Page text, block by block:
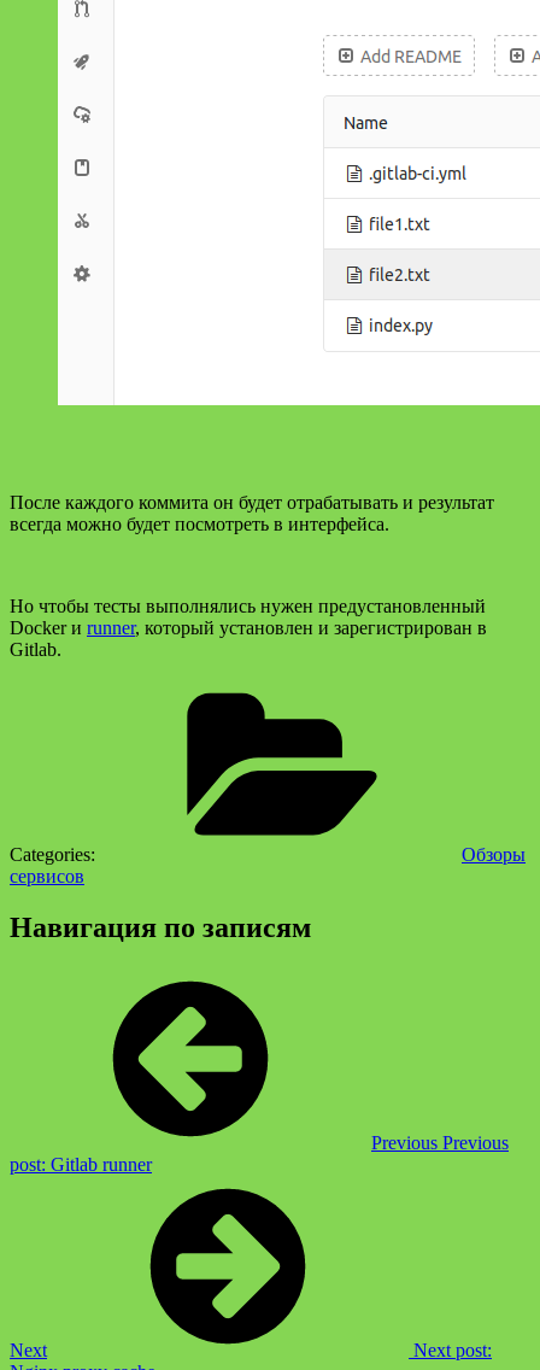
После каждого коммита он будет отрабатывать и результат
всегда можно будет посмотреть в интерфейса.
Но чтобы тесты выполнялись нужен предустановленный
Docker и runner, который установлен и зарегистрирован в
Gitlab.
Categories:
Обзоры
сервисов
Навигация по записям
Previous Previous
post: Gitlab runner
Next
Next post: